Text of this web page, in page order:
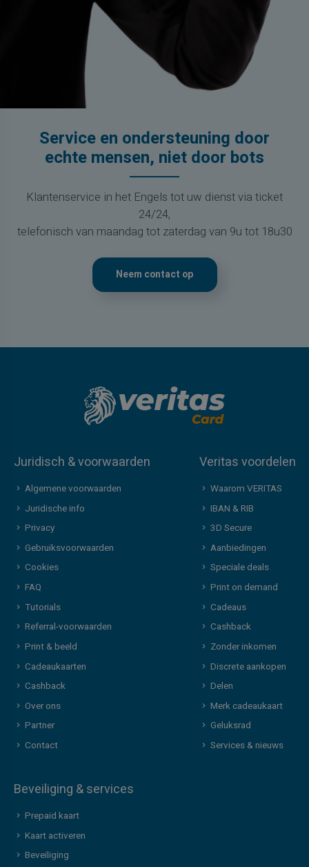
Service en ondersteuning door
echte mensen, niet door bots
Klantenservice in het Engels tot uw dienst via ticket
24/24,
telefonisch van maandag tot zaterdag van 9u tot 18u30
Neem contact op
Juridisch & voorwaarden
Algemene voorwaarden
Juridische info
Privacy
Gebruiksvoorwaarden
Cookies
FAQ
Tutorials
Referral-voorwaarden
Print & beeld
Cadeaukaarten
Cashback
Over ons
Partner
Contact
Veritas voordelen
Waarom VERITAS
IBAN & RIB
3D Secure
Aanbiedingen
Speciale deals
Print on demand
Cadeaus
Cashback
Zonder inkomen
Discrete aankopen
Delen
Merk cadeaukaart
Geluksrad
Services & nieuws
Beveiliging & services
Prepaid kaart
Kaart activeren
Beveiliging